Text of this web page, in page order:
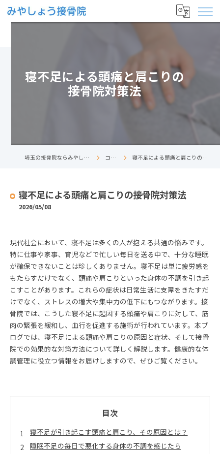
寝不足による頭痛と肩こりの
接骨院対策法
埼玉の接骨院ならみやしょう接骨院 コラム 寝不足による頭痛と肩こりの接骨院対策法
寝不足による頭痛と肩こりの接骨院対策法
2026/05/08
現代社会において、寝不足は多くの人が抱える共通の悩みです。
特に仕事や家事、育児などで忙しい毎日を送る中で、十分な睡眠
が確保できないことは珍しくありません。寝不足は単に疲労感を
もたらすだけでなく、頭痛や肩こりといった身体の不調を引き起
こすことがあります。これらの症状は日常生活に支障をきたすだ
けでなく、ストレスの増大や集中力の低下にもつながります。接
骨院では、こうした寝不足に起因する頭痛や肩こりに対して、筋
肉の緊張を緩和し、血行を促進する施術が行われています。本ブ
ログでは、寝不足による頭痛や肩こりの原因と症状、そして接骨
院での効果的な対策方法について詳しく解説します。健康的な体
調管理に役立つ情報をお届けしますので、ぜひご覧ください。
目次
寝不足が引き起こす頭痛と肩こり、その原因とは？
睡眠不足の毎日で悪化する身体の不調を感じたら